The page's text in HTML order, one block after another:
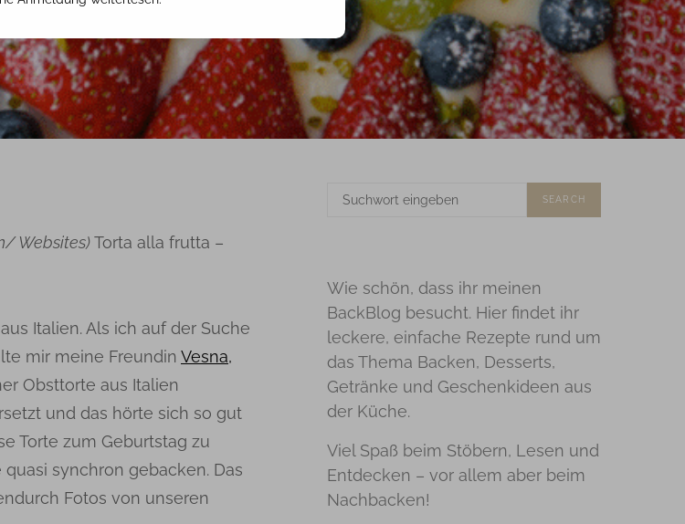
Websites)Torta alla frutta –
Italien. Als ich auf der Suche
mir meine Freundin Vesna,
Obsttorte aus Italien
und das hörte sich so gut
Torte zum Geburtstag zu
synchron gebacken. Das
Fotos von unseren
SUCHE
SEARCH
Wie schön, dass ihr meinen
BackBlog besucht. Hier findet ihr
leckere, einfache Rezepte rund um
das Thema Backen, Desserts,
Getränke und Geschenkideen aus
der Küche.
Viel Spaß beim Stöbern, Lesen und
Entdecken – vor allem aber beim
Nachbacken!